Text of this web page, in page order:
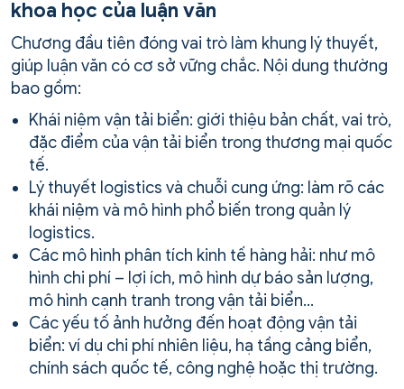
khoa học của luận văn
Chương đầu tiên đóng vai trò làm khung lý thuyết,
giúp luận văn có cơ sở vững chắc. Nội dung thường
bao gồm:
Khái niệm vận tải biển: giới thiệu bản chất, vai trò,
đặc điểm của vận tải biển trong thương mại quốc
tế.
Lý thuyết logistics và chuỗi cung ứng: làm rõ các
khái niệm và mô hình phổ biến trong quản lý
logistics.
Các mô hình phân tích kinh tế hàng hải: như mô
hình chi phí – lợi ích, mô hình dự báo sản lượng,
mô hình cạnh tranh trong vận tải biển…
Các yếu tố ảnh hưởng đến hoạt động vận tải
biển: ví dụ chi phí nhiên liệu, hạ tầng cảng biển,
chính sách quốc tế, công nghệ hoặc thị trường.